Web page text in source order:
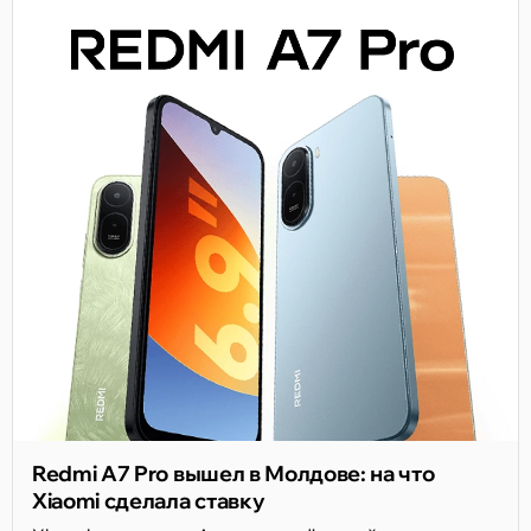
Redmi A7 Pro вышел в Молдове: на что
Xiaomi сделала ставку